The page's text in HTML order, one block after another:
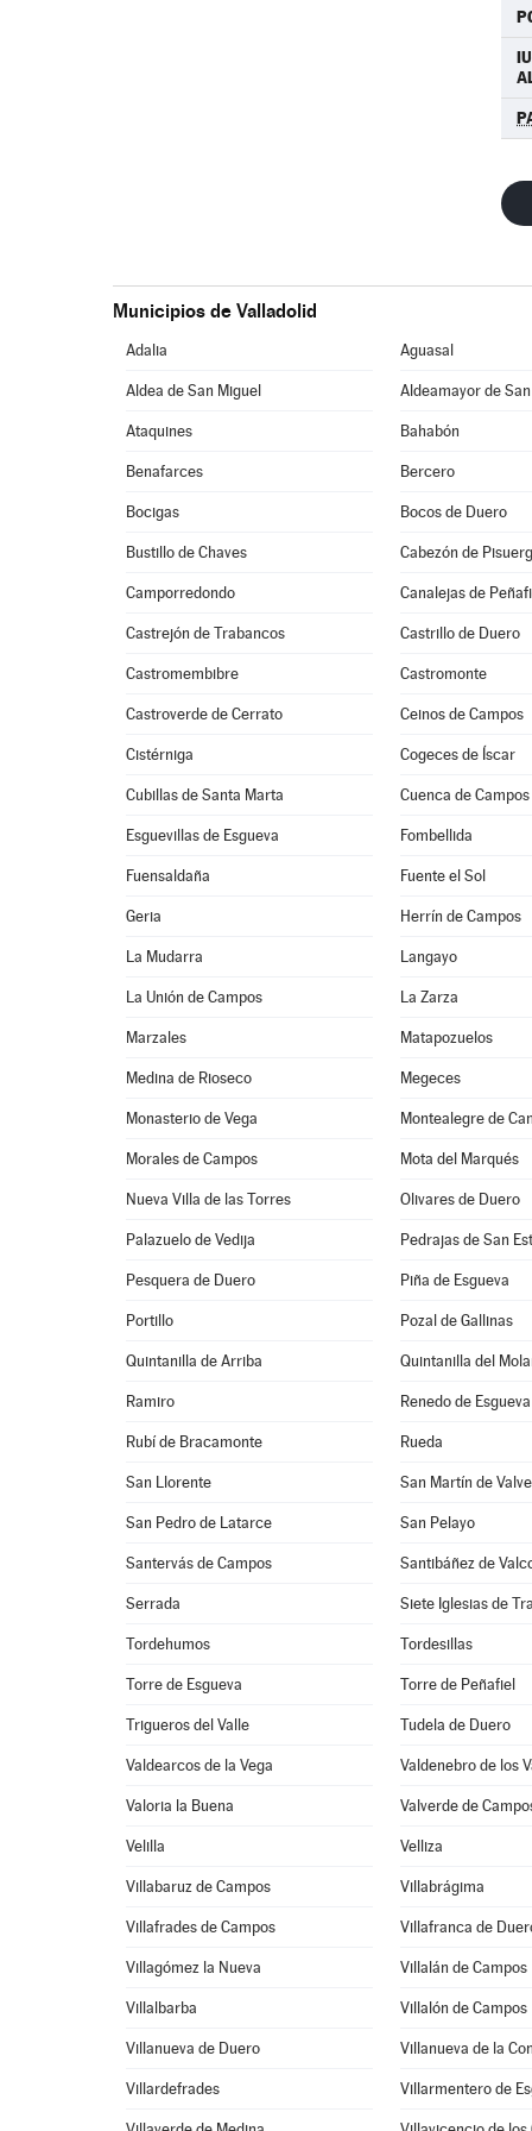
Municipios de Valladolid
Adalia Aguasal
Aldea de San Miguel Aldeamayor de
Ataquines Bahabón
Benafarces Bercero
Bocigas Bocos de Duero
Bustillo de Chaves Cabezón de
Camporredondo Canalejas de
Castrejón de Trabancos Castrillo de Duero
Castromembibre Castromonte
Castroverde de Cerrato Ceinos de Campos
Cistérniga Cogeces de Íscar
Cubillas de Santa Marta Cuenca de Campos
Esguevillas de Esgueva Fombellida
Fuensaldaña Fuente el Sol
Geria Herrín de Campos
La Mudarra Langayo
La Unión de Campos La Zarza
Marzales Matapozuelos
Medina de Rioseco Megeces
Monasterio de Vega Montealegre de
Morales de Campos Mota del Marqués
Nueva Villa de las Torres Olivares de Duero
Palazuelo de Vedija Pedrajas de San
Pesquera de Duero Piña de Esgueva
Portillo Pozal de Gallinas
Quintanilla de Arriba Quintanilla del
Ramiro Renedo de Esgueva
Rubí de Bracamonte Rueda
San Llorente San Martín de
San Pedro de Latarce San Pelayo
Santervás de Campos Santibáñez de
Serrada Siete Iglesias de
Tordehumos Tordesillas
Torre de Esgueva Torre de Peñafiel
Trigueros del Valle Tudela de Duero
Valdearcos de la Vega Valdenebro de los
Valoria la Buena Valverde de
Velilla Velliza
Villabaruz de Campos Villabrágima
Villafrades de Campos Villafranca de
Villagómez la Nueva Villalán de Campos
Villalbarba Villalón de Campos
Villanueva de Duero Villanueva de la
Villardefrades Villarmentero de